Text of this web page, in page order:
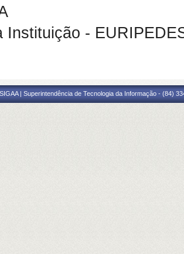
Instituição -
SIGAA | Superintendência de Tecnologia da Informação - (84)